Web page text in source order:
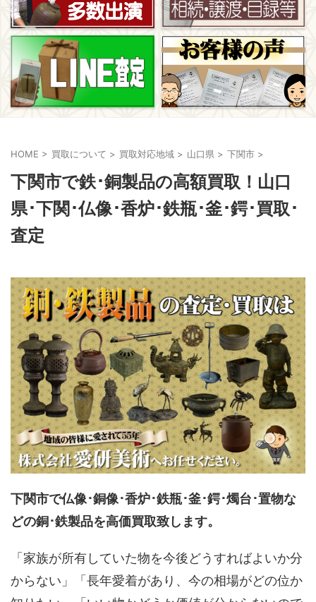
HOME > 買取について > 買取対応地域 > 山口県 > 下関市 >
下関市で鉄･銅製品の高額買取！山口
県･下関･仏像･香炉･鉄瓶･釜･鍔･買取･
査定
下関市で仏像･銅像･香炉･鉄瓶･釜･鍔･燭台･置物な
どの銅･鉄製品を高価買取致します。
「家族が所有していた物を今後どうすればよいか分
からない」「長年愛着があり、今の相場がどの位か